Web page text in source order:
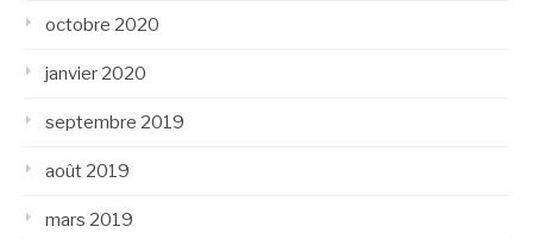
octobre 2020
janvier 2020
septembre 2019
août 2019
mars 2019